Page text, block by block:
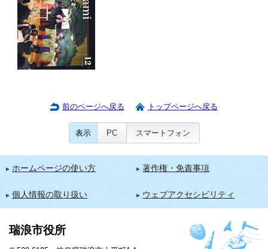
前のページへ戻る トップページへ戻る
表示 PC スマートフォン
ホームページの使い方 著作権・免責事項
個人情報の取り扱い ウェブアクセシビリティ
瑞浪市役所